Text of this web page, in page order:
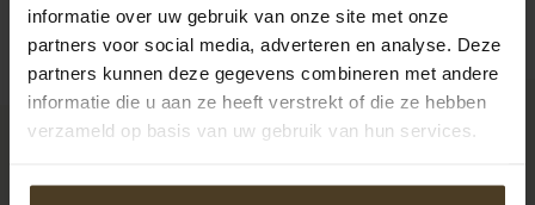
informatie over uw gebruik van onze site met onze
partners voor social media, adverteren en analyse. Deze
partners kunnen deze gegevens combineren met andere
informatie die u aan ze heeft verstrekt of die ze hebben
verzameld op basis van uw gebruik van hun services.